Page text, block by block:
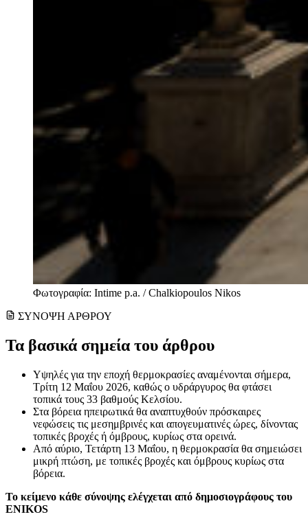
Φωτογραφία: Intime p.a. / Chalkiopoulos Nikos
ΣΥΝΟΨΗ ΑΡΘΡΟΥ
Τα βασικά σημεία του άρθρου
Υψηλές για την εποχή θερμοκρασίες αναμένονται σήμερα,
Τρίτη 12 Μαΐου 2026, καθώς ο υδράργυρος θα φτάσει
τοπικά τους 33 βαθμούς Κελσίου.
Στα βόρεια ηπειρωτικά θα αναπτυχθούν πρόσκαιρες
νεφώσεις τις μεσημβρινές και απογευματινές ώρες, δίνοντας
τοπικές βροχές ή όμβρους, κυρίως στα ορεινά.
Από αύριο, Τετάρτη 13 Μαΐου, η θερμοκρασία θα σημειώσει
μικρή πτώση, με τοπικές βροχές και όμβρους κυρίως στα
βόρεια.
Το κείμενο κάθε σύνοψης ελέγχεται από δημοσιογράφους του
ENIKOS